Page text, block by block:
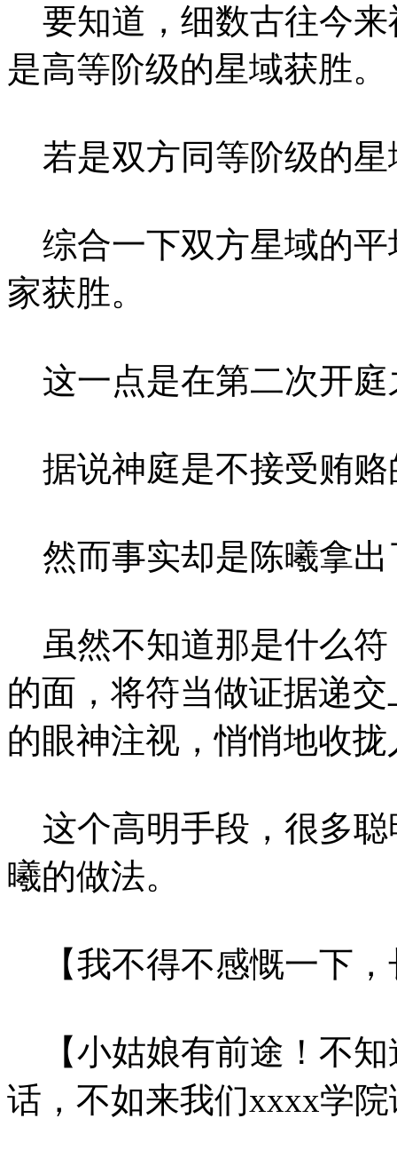
要知道，细数古往今来
是高等阶级的星域获胜。
若是双方同等阶级的星
综合一下双方星域的平
家获胜。
这一点是在第二次开庭
据说神庭是不接受贿赂
然而事实却是陈曦拿出
虽然不知道那是什么符
的面，将符当做证据递
的眼神注视，悄悄地收拢
这个高明手段，很多聪
曦的做法。
【我不得不感慨一下，
【小姑娘有前途！不知
话，不如来我们xxxx学